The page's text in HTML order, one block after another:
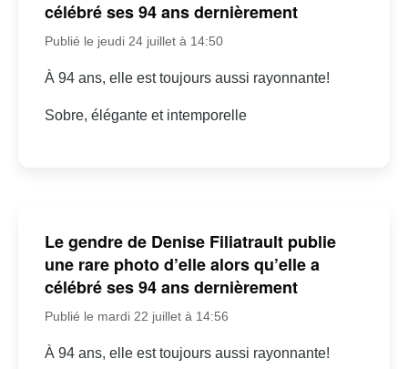
célébré ses 94 ans dernièrement
Publié le jeudi 24 juillet à 14:50
À 94 ans, elle est toujours aussi rayonnante!
Sobre, élégante et intemporelle
Le gendre de Denise Filiatrault publie
une rare photo d’elle alors qu’elle a
célébré ses 94 ans dernièrement
Publié le mardi 22 juillet à 14:56
À 94 ans, elle est toujours aussi rayonnante!